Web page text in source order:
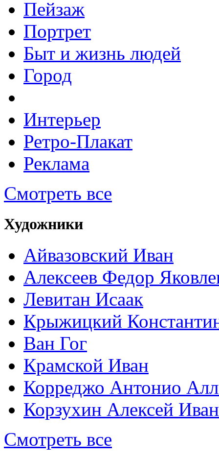
Пейзаж
Портрет
Быт и жизнь людей
Город
Интерьер
Ретро-Плакат
Реклама
Смотреть все
Художники
Айвазовский Иван
Алексеев Федор
Левитан Исаак
Крыжицкий
Ван Гог
Крамской Иван
Корреджо Антонио
Корзухин Алексей
Смотреть все